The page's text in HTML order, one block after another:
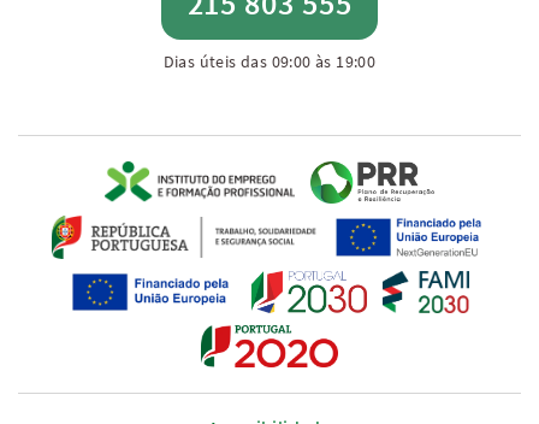
Dias úteis das 09:00 às 19:00